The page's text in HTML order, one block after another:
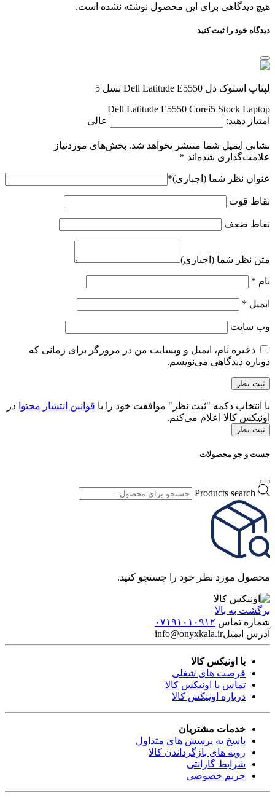
هیچ دیدگاهی برای این محصول نوشته نشده است.
دیدگاه خود را ثبت کنید
لپتاپ استوک دل Dell Latitude E5550 نسل 5
Dell Latitude E5550 Corei5 Stock Laptop
امتیاز دهید:
عالی
نشانی ایمیل شما منتشر نخواهد شد. بخش‌های موردنیاز
علامت‌گذاری شده‌اند *
عنوان نظر شما (اجباری)*
نقاط قوت
نقاط ضعف
متن نظر شما (اجباری)
نام *
ایمیل *
وب‌ سایت
ذخیره نام، ایمیل و وبسایت من در مرورگر برای زمانی که
دوباره دیدگاهی می‌نویسم.
با انتخاب دکمه "ثبت نظر" موافقت خود را با قوانین انتشار محتوا در
اونیکس کالا اعلام می‌کنم.
ثبت نظر
جست و جو محصولات
Products search
محصول مورد نظر خود را جستجو کنید.
برگشت به بالا
شماره تماس ۰۷۱۹۱۰۱۰۹۱۲
آدرس ایمیلinfo@onyxkala.ir
با اونیکس کالا
فرصت های شغلی
تماس با اونیکس کالا
درباره اونیکس کالا
خدمات مشتریان
پاسخ به پرسش های متداول
رویه های بازگرداندن کالا
شرایط گارانتی
حریم خصوصی